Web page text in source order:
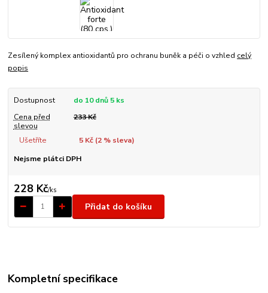
Zesílený komplex antioxidantů pro ochranu buněk a péči o vzhled celý
popis
Dostupnost
do 10 dnů 5 ks
Cena před
slevou
233 Kč
Ušetříte 5 Kč (2% sleva)
Nejsme plátci DPH
228 Kč/ks
Přidat do košíku
Kompletní specifikace